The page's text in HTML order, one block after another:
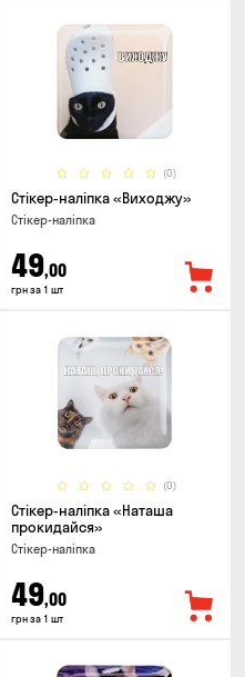
(0)
Стікер-наліпка «Виходжу»
Стікер-наліпка
49,00
грн за 1 шт
(0)
Стікер-наліпка «Наташа
прокидайся»
Стікер-наліпка
49,00
грн за 1 шт